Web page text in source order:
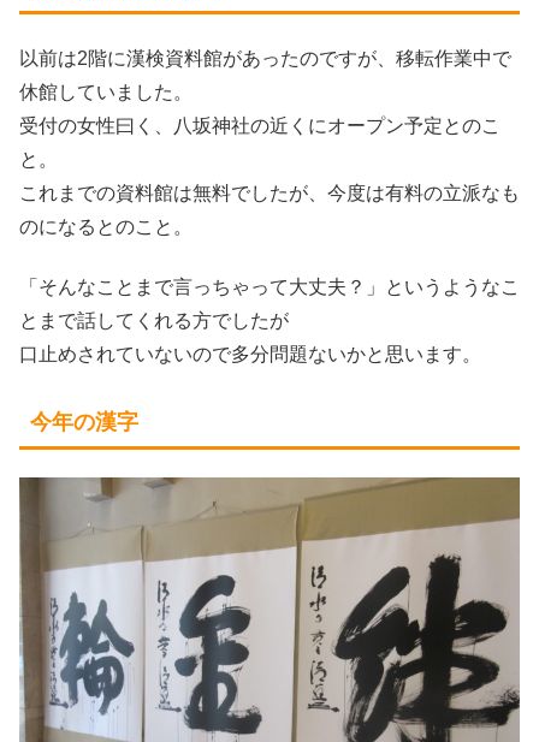
以前は2階に漢検資料館があったのですが、移転作業中で
休館していました。
受付の女性曰く、八坂神社の近くにオープン予定とのこ
と。
これまでの資料館は無料でしたが、今度は有料の立派なも
のになるとのこと。
「そんなことまで言っちゃって大丈夫？」というようなこ
とまで話してくれる方でしたが
口止めされていないので多分問題ないかと思います。
今年の漢字